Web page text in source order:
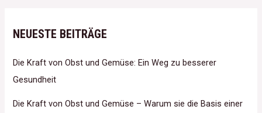
e
n
a
c
NEUESTE BEITRÄGE
Die Kraft von Obst und Gemüse: Ein Weg zu besserer
Gesundheit
Die Kraft von Obst und Gemüse – Warum sie die Basis einer